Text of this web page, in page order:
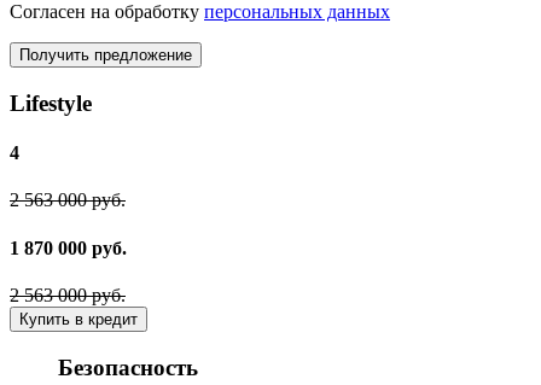
Согласен на обработку персональных данных
Получить предложение
Lifestyle
4
2 563 000 руб.
1 870 000 руб.
2 563 000 руб.
Купить в кредит
Безопасность